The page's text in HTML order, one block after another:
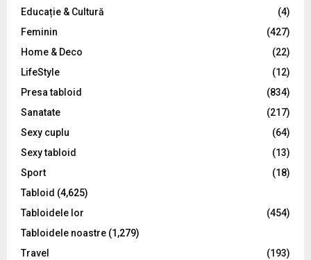
Educație & Cultură
(4)
Feminin
(427)
Home & Deco
(22)
LifeStyle
(12)
Presa tabloid
(834)
Sanatate
(217)
Sexy cuplu
(64)
Sexy tabloid
(13)
Sport
(18)
Tabloid (4,625)
Tabloidele lor
(454)
Tabloidele noastre (1,279)
Travel
(193)